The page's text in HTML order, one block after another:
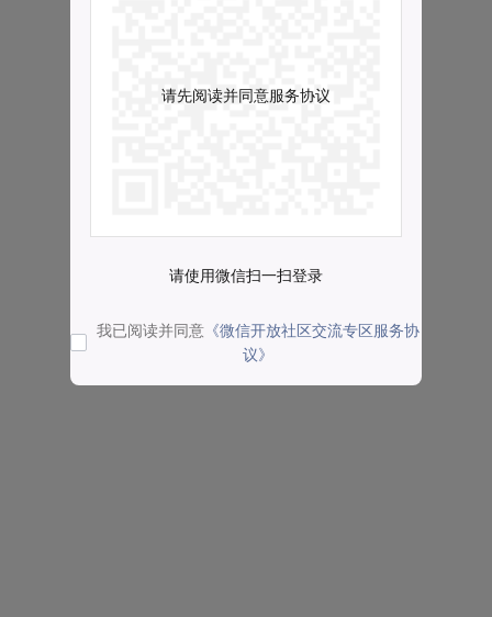
请先阅读并同意服务协议
请使用微信扫一扫登录
我已阅读并同意 《微信开放社区交流专区服务协
议》